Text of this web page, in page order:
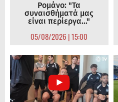
Ρομάνο: "Τα
συναισθήματά μας
είναι περίεργα..."
05/08/2026 | 15:00